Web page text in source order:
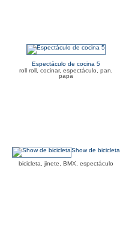
Espectáculo de cocina 5
roll roll, cocinar, espectáculo, pan,
papa
Show de bicicleta
bicicleta, jinete, BMX, espectáculo